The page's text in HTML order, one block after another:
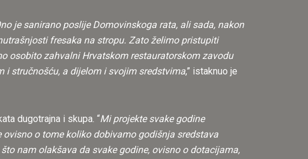
je sanirano poslije Domovinskoga rata, ali sada, nakon
fresaka na stropu. Zato želimo pristupiti
osobito zahvalni Hrvatskom restauratorskom zavodu
i stručnošću, a dijelom i svojim sredstvima,” istaknuo je
dugotrajna i skupa. “Mi projekte svake godine
o tome koliko dobivamo godišnja sredstava
nam olakšava da svake godine, ovisno o dotacijama,